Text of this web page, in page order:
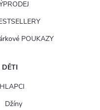
POUKAZY
DĚTI
Džíny